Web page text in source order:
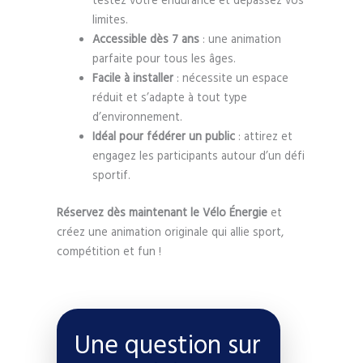
limites.
Accessible dès 7 ans: une animation
parfaite pour tous les âges.
Facile à installer: nécessite un espace
réduit et s’adapte à tout type
d’environnement.
Idéal pour fédérer un public: attirez et
engagez les participants autour d’un défi
sportif.
Réservez dès maintenant le Vélo Énergie et
créez une animation originale qui allie sport,
compétition et fun !
Une question sur